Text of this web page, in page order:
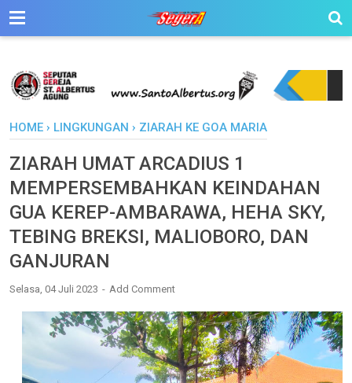
HOME › LINGKUNGAN › ZIARAH KE GOA MARIA
ZIARAH UMAT ARCADIUS 1
MEMPERSEMBAHKAN KEINDAHAN
GUA KEREP-AMBARAWA, HEHA SKY,
TEBING BREKSI, MALIOBORO, DAN
GANJURAN
Selasa, 04 Juli 2023 Add Comment